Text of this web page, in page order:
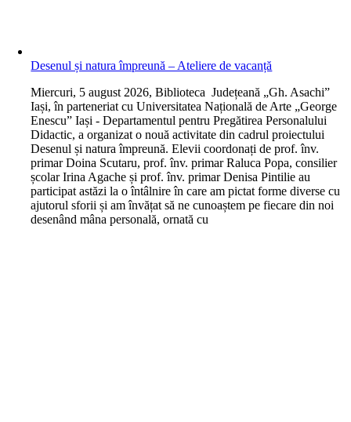
Desenul și natura împreună – Ateliere de vacanță
Miercuri, 5 august 2026, Biblioteca Județeană „Gh. Asachi”
Iași, în parteneriat cu Universitatea Națională de Arte „George
Enescu” Iași - Departamentul pentru Pregătirea Personalului
Didactic, a organizat o nouă activitate din cadrul proiectului
Desenul și natura împreună. Elevii coordonați de prof. înv.
primar Doina Scutaru, prof. înv. primar Raluca Popa, consilier
școlar Irina Agache și prof. înv. primar Denisa Pintilie au
participat astăzi la o întâlnire în care am pictat forme diverse cu
ajutorul sforii și am învățat să ne cunoaștem pe fiecare din noi
desenând mâna personală, ornată cu